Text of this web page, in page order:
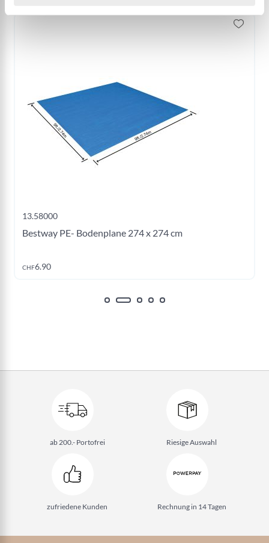
274 cm Bestway Filterpumpe 1.249 l/h
ab 200.- Portofrei Riesige Auswahl
zufriedene Kunden Rechnung in 14 Tagen